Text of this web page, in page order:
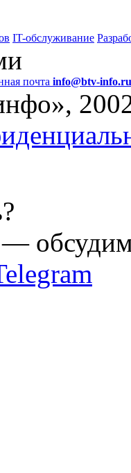
IT-обслуживание
почта info@btv-info.ru